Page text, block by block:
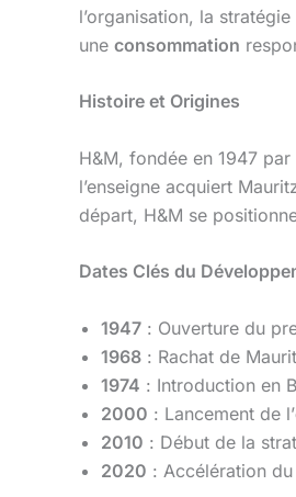
l’organisation, la
une consommation
Histoire et Origines
H&M, fondée en 1947
l’enseigne acquiert
départ, H&M se
Dates Clés du
1947 : Ouverture du
1968 : Rachat de
1974 : Introduction en
2000 : Lancement de l’
2010 : Début de la
2020 : Accélération du